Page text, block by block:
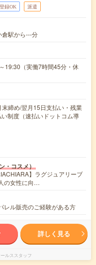
録OK 派遣
駅から---分
19:30（実働7時間45分・休
締め/翌月15日支払い・残業
制度（速払いドットコム導
・コスメ）
】ラグジュアリーブ
の女性に向…
レル販売のご経験がある方
詳しく見る
ルススタッフ